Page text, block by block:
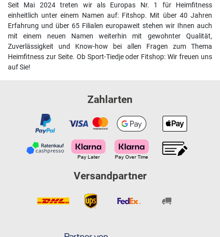
Seit Mai 2024 treten wir als Europas Nr. 1 für Heimfitness
einheitlich unter einem Namen auf: Fitshop. Mit über 40 Jahren
Erfahrung und über 65 Filialen europaweit stehen wir Ihnen auch
mit einem neuen Namen weiterhin mit gewohnter Qualität,
Zuverlässigkeit und Know-how bei allen Fragen zum Thema
Heimfitness zur Seite. Ob Sport-Tiedje oder Fitshop: Wir freuen uns
auf Sie!
Zahlarten
Versandpartner